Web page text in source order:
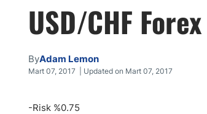
Forex Firmaları
SPK Lisanslı Forex
Otomatik Forex
Forex Sinyalleri
Forex Kursları
EUR-USD
EUR-TRY
USD-JPY
GBP-USD
USD-CAD
Forex Eğitimi
Ekonomik Sözlük
Forex Nedir
İslami Forex
Forex Düzenlemeler
USD/CHF
ByAdam Lemon
Mart 07, 2017 | Updated on Mart 07, 2017
-Risk %0.75